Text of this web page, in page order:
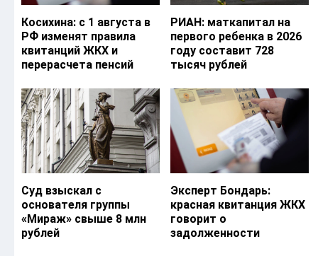
Косихина: с 1 августа в
РФ изменят правила
квитанций ЖКХ и
перерасчета пенсий
РИАН: маткапитал на
первого ребенка в 2026
году составит 728
тысяч рублей
Суд взыскал с
основателя группы
«Мираж» свыше 8 млн
рублей
Эксперт Бондарь:
красная квитанция ЖКХ
говорит о
задолженности